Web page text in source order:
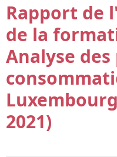
Rapport de
de la
Analyse
2021)